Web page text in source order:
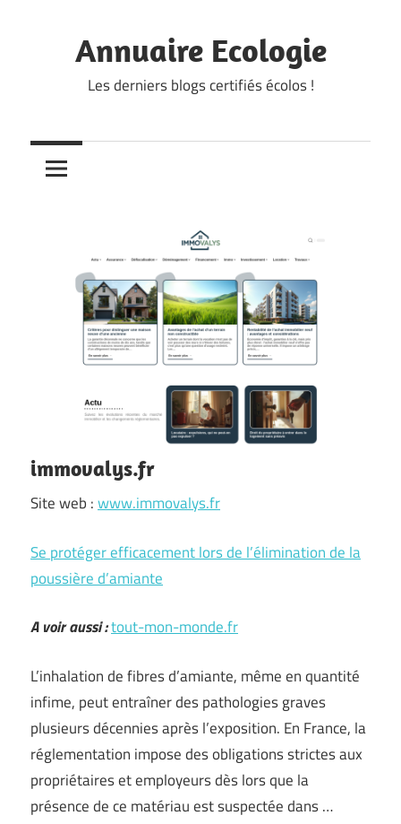
contentAnnuaire Ecologie
Les derniers blogs certifiés écolos !
immovalys.fr
Site web :www.immovalys.fr
Se protéger efficacement lors de l’élimination de la
poussière d’amiante
A voir aussi :tout-mon-monde.fr
L’inhalation de fibres d’amiante, même en quantité
infime, peut entraîner des pathologies graves
plusieurs décennies après l’exposition. En France, la
réglementation impose des obligations strictes aux
propriétaires et employeurs dès lors que la
présence de ce matériau est suspectée dans …